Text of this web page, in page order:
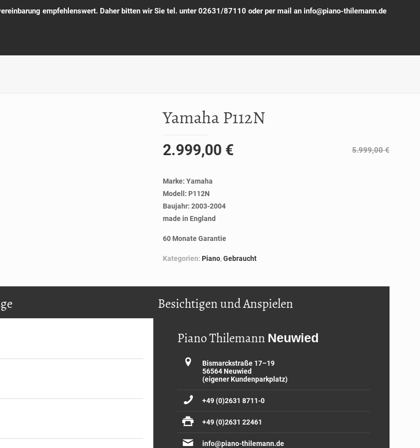
empfehlenswert. Daher bitten wir Sie tel. unter 02631/87110 oder per mail an info@piano-thilemann.de
Yamaha P112N
5.999,00€
2.999,00 €
Marke: Yamaha
Modell: P112N
Baujahr: 2003-2004
made in England
60 Monate Garantie
Kategorien: Piano,Gebraucht
Besichtigen und Anspielen
Piano Thilemann Neuwied
Bismarckstraße 17–19
56564 Neuwied
(eigener Kundenparkplatz)
+49 (0)2631 8711-0
+49 (0)2631 22461
info@piano-thilemann.de